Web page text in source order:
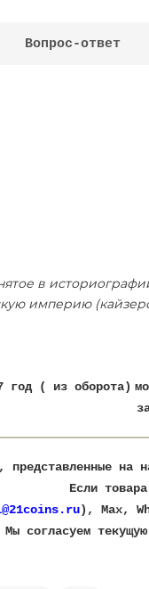
Вопрос-ответ
в
империю
год ( из оборота)
представленные на
Если
), Max,
​Мы согласуем